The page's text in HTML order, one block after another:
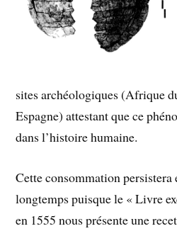
sites archéologiques (Afrique
Espagne) attestant que ce
dans l’histoire humaine.
Cette consommation persistera
longtemps puisque le « Livre
en 1555 nous présente une